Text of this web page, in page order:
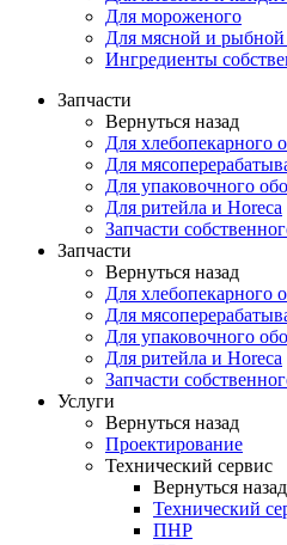
Для мороженого
Для мясной и
Ингредиенты
Запчасти
Вернуться назад
Для хлебопекарного
Для
Для упаковочного
Для ритейла и Horeca
Запчасти
Запчасти
Вернуться назад
Для хлебопекарного
Для
Для упаковочного
Для ритейла и Horeca
Запчасти
Услуги
Вернуться назад
Проектирование
Технический сервис
Вернуться назад
Технический
ПНР